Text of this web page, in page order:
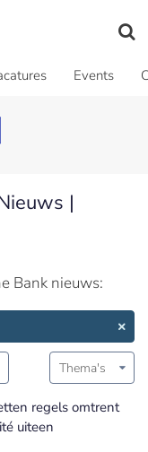
Events
|
Bank nieuws:
Thema's
regels omtrent
uiteen